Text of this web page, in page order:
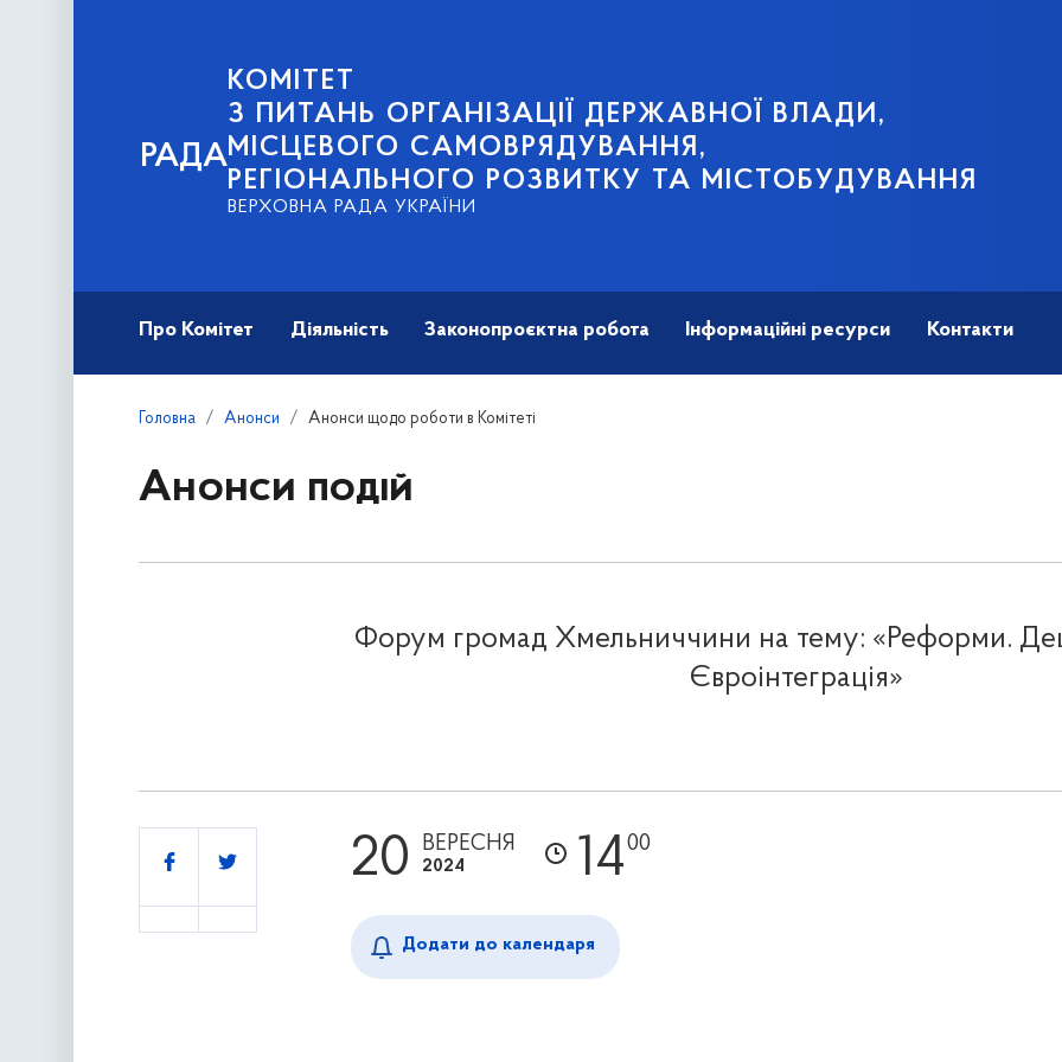
РАДА
КОМІТЕТ
З ПИТАНЬ ОРГАНІЗАЦІЇ ДЕРЖАВНОЇ ВЛАДИ,
МІСЦЕВОГО САМОВРЯДУВАННЯ,
РЕГІОНАЛЬНОГО РОЗВИТКУ ТА МІСТОБУДУВАННЯ
ВЕРХОВНА РАДА УКРАЇНИ
Про Комітет Діяльність Законопроєктна робота Інформаційні ресурси Контакти
Головна Анонси Анонси щодо роботи в Комітеті
Анонси подій
Форум громад Хмельниччини на тему: «Реформи.
Євроінтеграція»
20 ВЕРЕСНЯ
2024 1400
Додати до календаря
Поділитись